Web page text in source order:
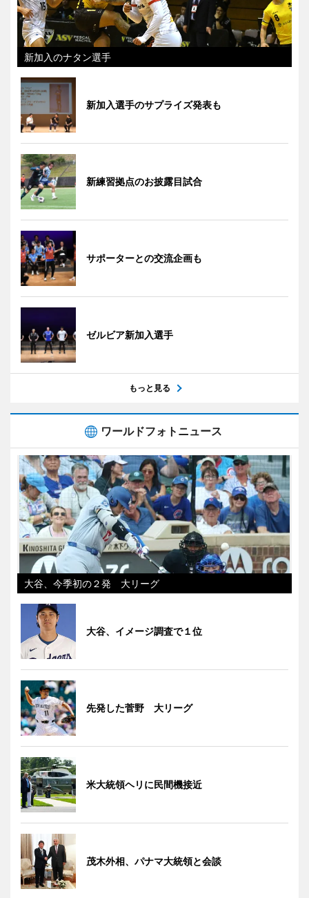
新加入のナタン選手
新加入選手のサプライズ発表も
新練習拠点のお披露目試合
サポーターとの交流企画も
ゼルビア新加入選手
もっと見る
ワールドフォトニュース
大谷、今季初の２発 大リーグ
大谷、イメージ調査で１位
先発した菅野 大リーグ
米大統領ヘリに民間機接近
茂木外相、パナマ大統領と会談